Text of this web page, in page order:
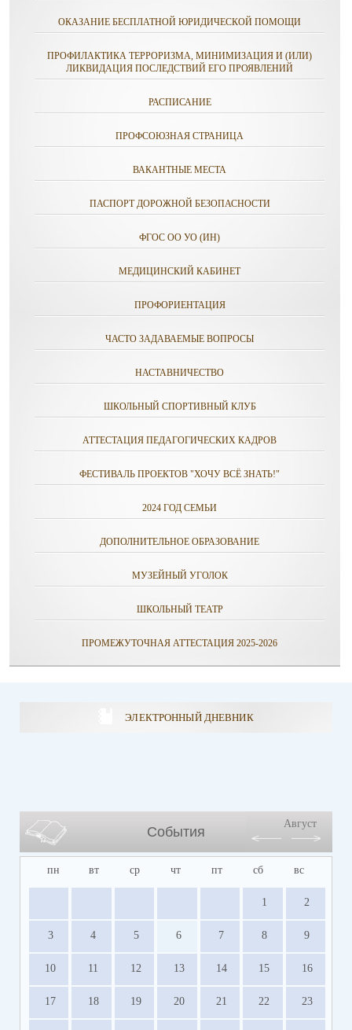
ОКАЗАНИЕ БЕСПЛАТНОЙ ЮРИДИЧЕСКОЙ ПОМОЩИ
ПРОФИЛАКТИКА ТЕРРОРИЗМА, МИНИМИЗАЦИЯ И (ИЛИ)
ЛИКВИДАЦИЯ ПОСЛЕДСТВИЙ ЕГО ПРОЯВЛЕНИЙ
РАСПИСАНИЕ
ПРОФСОЮЗНАЯ СТРАНИЦА
ВАКАНТНЫЕ МЕСТА
ПАСПОРТ ДОРОЖНОЙ БЕЗОПАСНОСТИ
ФГОС ОО УО (ИН)
МЕДИЦИНСКИЙ КАБИНЕТ
ПРОФОРИЕНТАЦИЯ
ЧАСТО ЗАДАВАЕМЫЕ ВОПРОСЫ
НАСТАВНИЧЕСТВО
ШКОЛЬНЫЙ СПОРТИВНЫЙ КЛУБ
АТТЕСТАЦИЯ ПЕДАГОГИЧЕСКИХ КАДРОВ
ФЕСТИВАЛЬ ПРОЕКТОВ "ХОЧУ ВСЁ ЗНАТЬ!"
2024 ГОД СЕМЬИ
ДОПОЛНИТЕЛЬНОЕ ОБРАЗОВАНИЕ
МУЗЕЙНЫЙ УГОЛОК
ШКОЛЬНЫЙ ТЕАТР
ПРОМЕЖУТОЧНАЯ АТТЕСТАЦИЯ 2025-2026
ЭЛЕКТРОННЫЙ ДНЕВНИК
События
Август
пн вт ср чт пт сб вс
1 2
3 4 5 6 7 8 9
10 11 12 13 14 15 16
17 18 19 20 21 22 23